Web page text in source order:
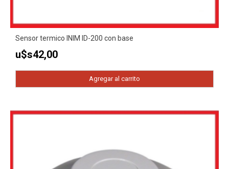
Sensor termico INIM ID-200 con base
u$s42,00
Agregar al carrito